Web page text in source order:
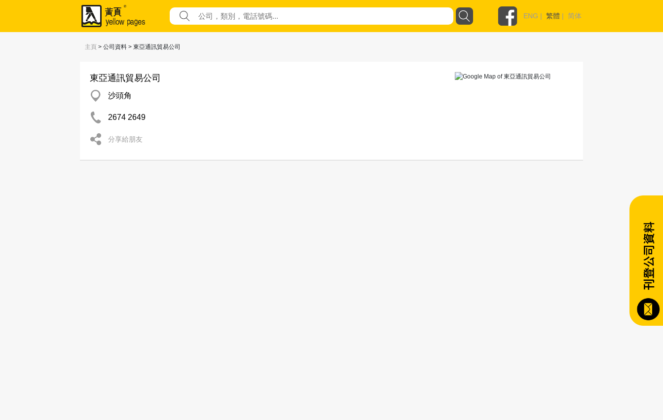
ENG | 繁體 | 简体
主頁 > 公司資料 > 東亞通訊貿易公司
東亞通訊貿易公司
沙頭角
2674 2649
分享給朋友